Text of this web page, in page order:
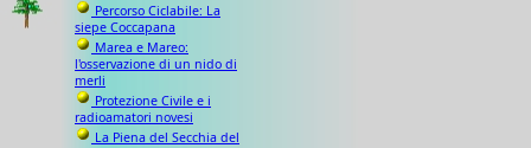
Percorso Ciclabile: La
siepe Coccapana
Marea e Mareo:
l'osservazione di un nido di
merli
Protezione Civile e i
radioamatori novesi
La Piena del Secchia del